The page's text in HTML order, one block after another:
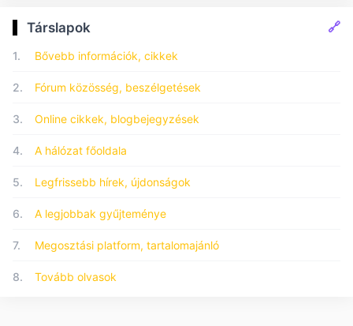
Társlapok 🔗
1. Bővebb információk, cikkek
2. Fórum közösség, beszélgetések
3. Online cikkek, blogbejegyzések
4. A hálózat főoldala
5. Legfrissebb hírek, újdonságok
6. A legjobbak gyűjteménye
7. Megosztási platform, tartalomajánló
8. Tovább olvasok